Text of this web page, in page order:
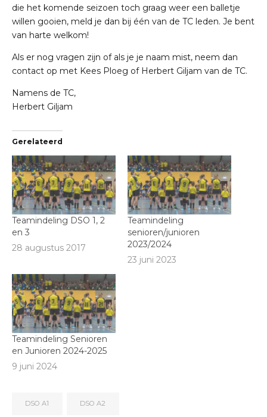
die het komende seizoen toch graag weer een balletje
willen gooien, meld je dan bij één van de TC leden. Je bent
van harte welkom!
Als er nog vragen zijn of als je je naam mist, neem dan
contact op met Kees Ploeg of Herbert Giljam van de TC.
Namens de TC,
Herbert Giljam
Gerelateerd
Teamindeling DSO 1, 2
en 3
28 augustus 2017
Teamindeling
senioren/junioren
2023/2024
23 juni 2023
Teamindeling Senioren
en Junioren 2024-2025
9 juni 2024
DSO A1 DSO A2